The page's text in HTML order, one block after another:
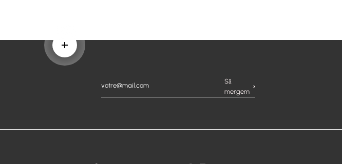
Aflați mai multe
Să
mergem